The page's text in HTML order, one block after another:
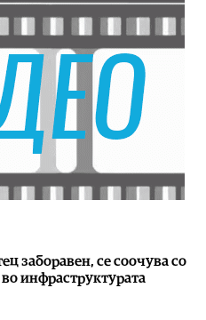
заборавен, се соочува со
инфраструктурата